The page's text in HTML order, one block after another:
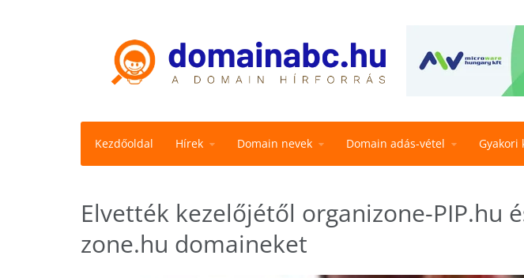
Kezdőoldal Hírek Domain nevek Domain adás-vétel Gyakori
Elvették kezelőjétől organizone-PIP.hu
zone.hu domaineket